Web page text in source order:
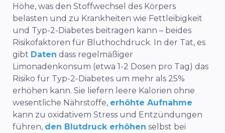
Höhe, was den Stoffwechsel des Körpers
belasten und zu Krankheiten wie Fettleibigkeit
und Typ-2-Diabetes beitragen kann – beides
Risikofaktoren für Bluthochdruck. In der Tat, es
gibt Daten dass regelmäßiger
Limonadenkonsum (etwa 1-2 Dosen pro Tag) das
Risiko für Typ-2-Diabetes um mehr als 25%
erhöhen kann. Sie liefern leere Kalorien ohne
wesentliche Nährstoffe, erhöhte Aufnahme
kann zu oxidativem Stress und Entzündungen
führen, den Blutdruck erhöhen selbst bei